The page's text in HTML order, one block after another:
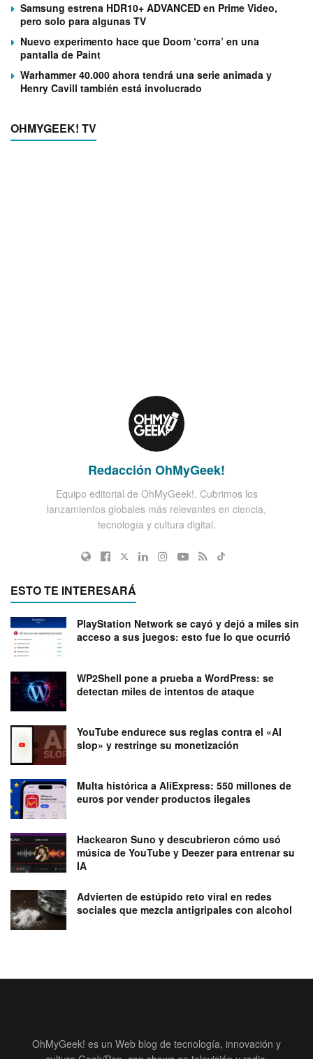
Samsung estrena HDR10+ ADVANCED en Prime Video,
pero solo para algunas TV
Nuevo experimento hace que Doom ‘corra’ en una
pantalla de Paint
Warhammer 40.000 ahora tendrá una serie animada y
Henry Cavill también está involucrado
OHMYGEEK! TV
Redacción OhMyGeek!
Equipo editorial de OhMyGeek!. Cubrimos los
lanzamientos globales más relevantes en ciencia,
tecnología y cultura digital.
ESTO TE INTERESARÁ
PlayStation Network se cayó y dejó a miles sin
acceso a sus juegos: esto fue lo que ocurrió
WP2Shell pone a prueba a WordPress: se
detectan miles de intentos de ataque
YouTube endurece sus reglas contra el «AI
slop» y restringe su monetización
Multa histórica a AliExpress: 550 millones de
euros por vender productos ilegales
Hackearon Suno y descubrieron cómo usó
música de YouTube y Deezer para entrenar su
IA
Advierten de estúpido reto viral en redes
sociales que mezcla antigripales con alcohol
OhMyGeek! es un Web blog de tecnología, innovación y